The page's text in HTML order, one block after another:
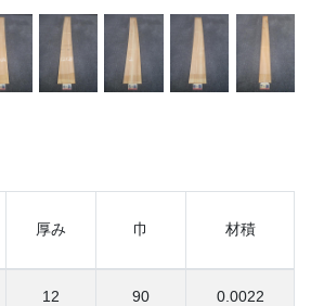
厚み 巾 材積
12 90 0.0022